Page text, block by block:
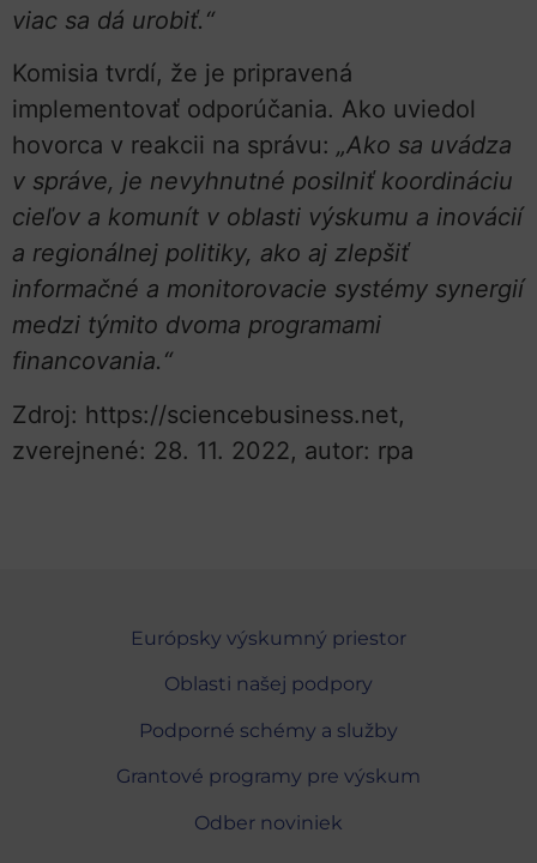
viac sa dá urobiť.“
Komisia tvrdí, že je pripravená
implementovať odporúčania. Ako uviedol
hovorca v reakcii na správu: „Ako sa uvádza
v správe, je nevyhnutné posilniť koordináciu
cieľov a komunít v oblasti výskumu a inovácií
a regionálnej politiky, ako aj zlepšiť
informačné a monitorovacie systémy synergií
medzi týmito dvoma programami
financovania.“
Zdroj: https://sciencebusiness.net,
zverejnené: 28. 11. 2022, autor: rpa
Európsky výskumný priestor
Oblasti našej podpory
Podporné schémy a služby
Grantové programy pre výskum
Odber noviniek